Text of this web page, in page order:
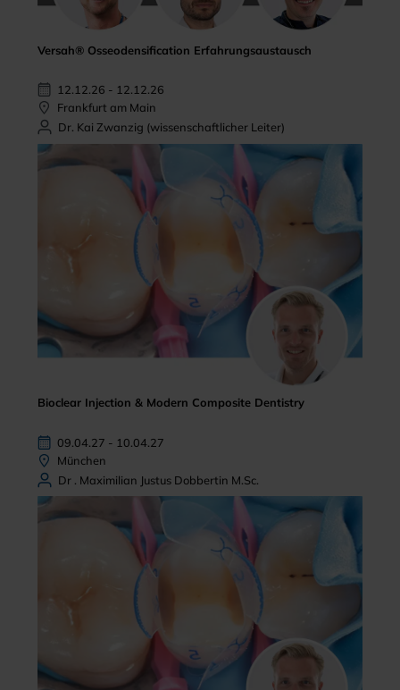
Versah® Osseodensification Erfahrungsaustausch
12.12.26 - 12.12.26
Frankfurt am Main
Dr. Kai Zwanzig (wissenschaftlicher Leiter)
Bioclear Injection & Modern Composite Dentistry
09.04.27 - 10.04.27
München
Dr . Maximilian Justus Dobbertin M.Sc.